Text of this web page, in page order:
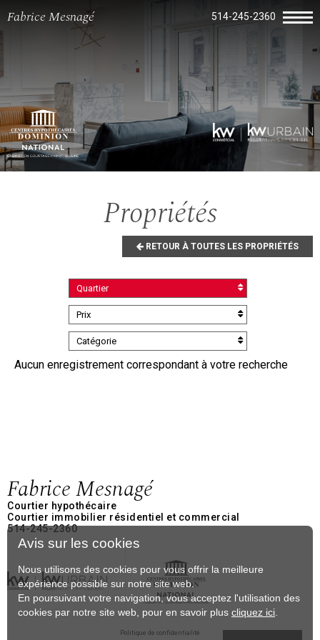
Fabrice Mesnagé 514-245-2360
Propriétés
RETOUR À TOUTES LES PROPRIÉTÉS
Quartier
Prix
Catégorie
Aucun enregistrement correspondant à votre recherche
Fabrice Mesnagé
Courtier hypothécaire
Courtier immobilier résidentiel et commercial
514-245-2360
Politique de confidentialité
Avis sur les cookies
Nous utilisons des cookies pour vous offrir la meilleure
expérience possible sur notre site web.
En poursuivant votre navigation, vous acceptez l'utilisation des
cookies par notre site web, pour en savoir plus cliquez ici